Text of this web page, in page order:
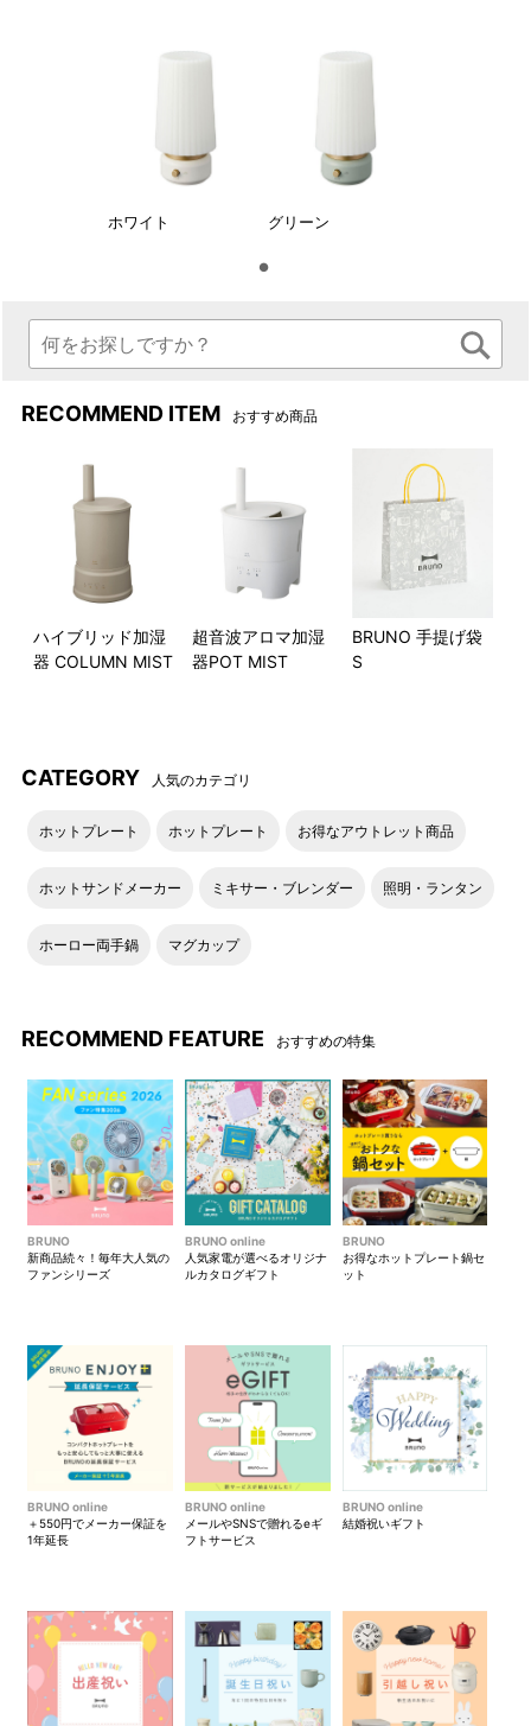
ライトのみ使用
ホワイト グリーン
RECOMMEND ITEM おすすめ商品
ハイブリッド加湿
器 COLUMN MIST
超音波アロマ加湿
器POT MIST
BRUNO 手提げ袋
S
CATEGORY 人気のカテゴリ
ホットプレート ホットプレート お得なアウトレット商品
ホットサンドメーカー ミキサー・ブレンダー 照明・ランタン
ホーロー両手鍋 マグカップ
RECOMMEND FEATURE おすすめの特集
BRUNO
新商品続々！毎年大人気の
ファンシリーズ
BRUNO online
人気家電が選べるオリジナ
ルカタログギフト
BRUNO
お得なホットプレート鍋セ
ット
BRUNO online
＋550円でメーカー保証を
1年延長
BRUNO online
メールやSNSで贈れるeギ
フトサービス
BRUNO online
結婚祝いギフト